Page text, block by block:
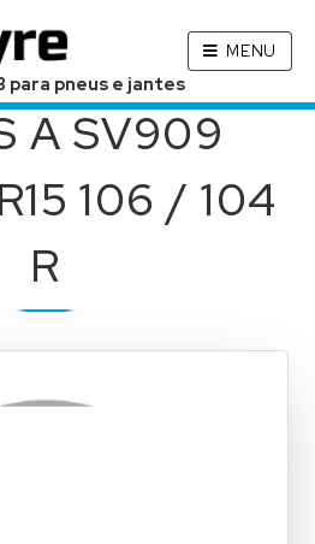
para pneus e jantes
MENU
A SV909
106 / 104
R